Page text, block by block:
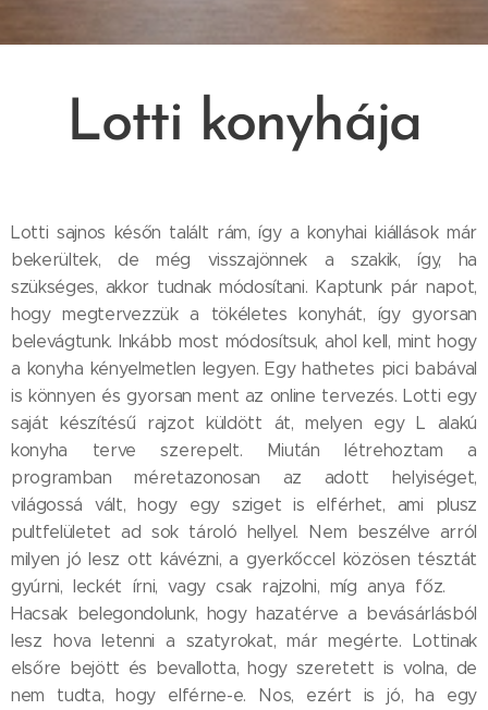
Lotti konyhája
Lotti sajnos későn talált rám, így a konyhai kiállások már
bekerültek, de még visszajönnek a szakik, így, ha
szükséges, akkor tudnak módosítani. Kaptunk pár napot,
hogy megtervezzük a tökéletes konyhát, így gyorsan
belevágtunk. Inkább most módosítsuk, ahol kell, mint hogy
a konyha kényelmetlen legyen. Egy hathetes pici babával
is könnyen és gyorsan ment az online tervezés. Lotti egy
saját készítésű rajzot küldött át, melyen egy L alakú
konyha terve szerepelt. Miután létrehoztam a
programban méretazonosan az adott helyiséget,
világossá vált, hogy egy sziget is elférhet, ami plusz
pultfelületet ad sok tároló hellyel. Nem beszélve arról
milyen jó lesz ott kávézni, a gyerkőccel közösen tésztát
gyúrni, leckét írni, vagy csak rajzolni, míg anya főz. 😊
Hacsak belegondolunk, hogy hazatérve a bevásárlásból
lesz hova letenni a szatyrokat, már megérte. Lottinak
elsőre bejött és bevallotta, hogy szeretett is volna, de
nem tudta, hogy elférne-e. Nos, ezért is jó, ha egy